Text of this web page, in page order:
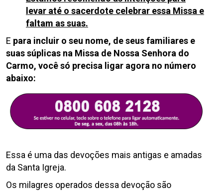
levar até o sacerdote celebrar essa Missa e
faltam as suas.
E para incluir o seu nome, deseus familiares e
suas súplicas na Missa de Nossa Senhora do
Carmo, você só precisa ligar agora no número
abaixo:
Essa é uma das devoções mais antigas e amadas
da Santa Igreja.
Os milagres operados dessa devoção são